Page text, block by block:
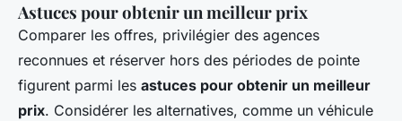
Astuces pour obtenir un meilleur prix
Comparer les offres, privilégier des agences
reconnues et réserver hors des périodes de pointe
figurent parmi les astuces pour obtenir un meilleur
prix. Considérer les alternatives, comme un véhicule